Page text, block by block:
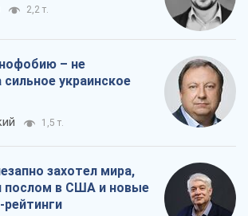
2,2 т.
– не
украинское
1,5 т.
захотел мира,
послом в США и новые
рейтинги